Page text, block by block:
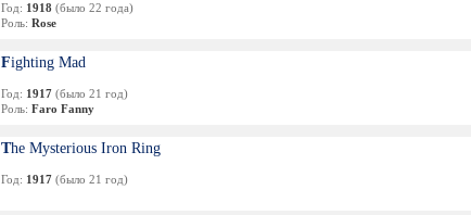
Год: 1918 (было 22 года)
Роль: Rose
Fighting Mad
Год: 1917 (было 21 год)
Роль: Faro Fanny
The Mysterious Iron Ring
Год: 1917 (было 21 год)